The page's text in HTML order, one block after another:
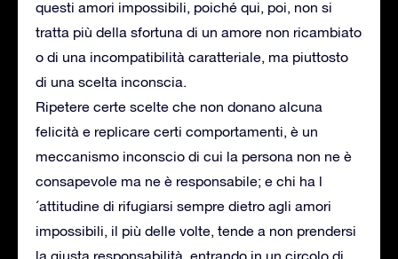
questi amori impossibili, poiché qui, poi, non si
tratta più della sfortuna di un amore non ricambiato
o di una incompatibilità caratteriale, ma piuttosto
di una scelta inconscia.
Ripetere certe scelte che non donano alcuna
felicità e replicare certi comportamenti, è un
meccanismo inconscio di cui la persona non ne è
consapevole ma ne è responsabile; e chi ha l
´attitudine di rifugiarsi sempre dietro agli amori
impossibili, il più delle volte, tende a non prendersi
la giusta responsabilità, entrando in un circolo di